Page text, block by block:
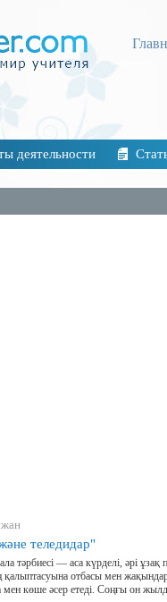
деятельности
теледидар"
тәрбиесі — аса күрделі, әрі
қалыптасуына отбасы мен
мен көше әсер етеді. Соңғы он